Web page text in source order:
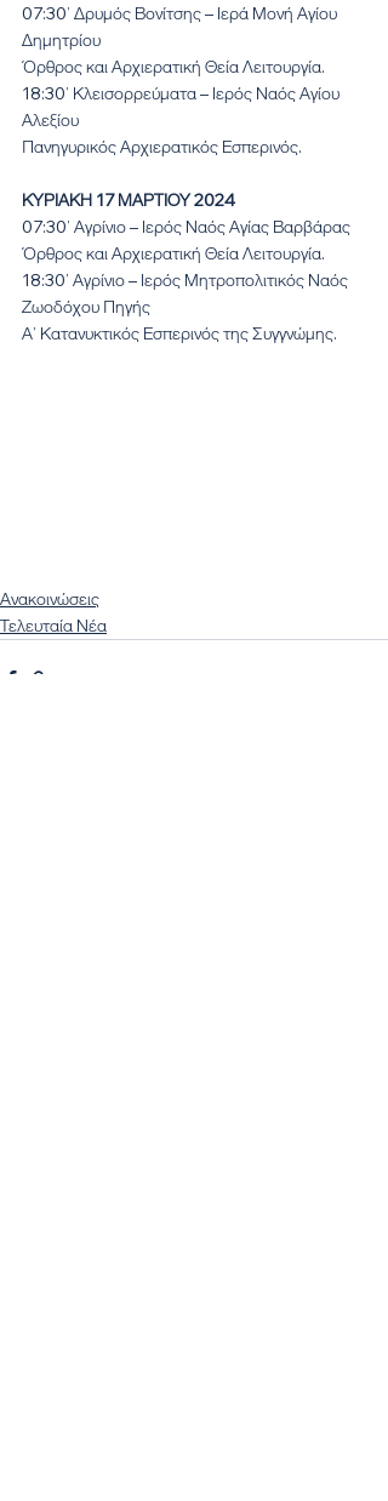
07:30’ Δρυμός Βονίτσης – Ιερά Μονή Αγίου
Δημητρίου
Όρθρος και Αρχιερατική Θεία Λειτουργία.
18:30’ Κλεισορρεύματα – Ιερός Ναός Αγίου
Αλεξίου
Πανηγυρικός Αρχιερατικός Εσπερινός.
ΚΥΡΙΑΚΗ 17 ΜΑΡΤΙΟΥ 2024
07:30’ Αγρίνιο – Ιερός Ναός Αγίας Βαρβάρας
Όρθρος και Αρχιερατική Θεία Λειτουργία.
18:30’ Αγρίνιο – Ιερός Μητροπολιτικός Ναός
Ζωοδόχου Πηγής
Α’ Κατανυκτικός Εσπερινός της Συγγνώμης.
Ανακοινώσεις
Τελευταία Νέα